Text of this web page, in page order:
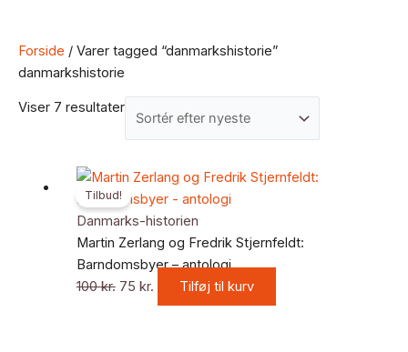
Forside / Varer tagged “danmarkshistorie”
danmarkshistorie
Viser 7 resultater
Tilbud!
Danmarks-historien
Martin Zerlang og Fredrik Stjernfeldt:
Barndomsbyer – antologi
100kr.
Den
oprindelige
pris
var:
100 kr..
75 kr.
Den
aktuelle
pris
er:
75 kr..
Tilføj til kurv